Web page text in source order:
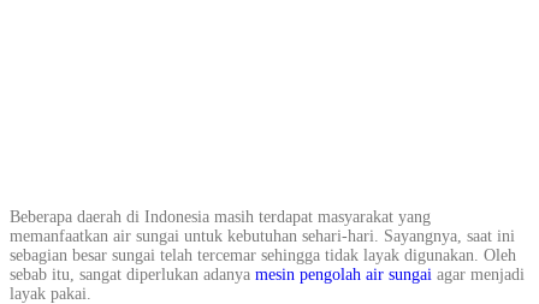
Beberapa daerah di Indonesia masih terdapat masyarakat yang
memanfaatkan air sungai untuk kebutuhan sehari-hari. Sayangnya, saat ini
sebagian besar sungai telah tercemar sehingga tidak layak digunakan. Oleh
sebab itu, sangat diperlukan adanya mesin pengolah air sungai agar menjadi
layak pakai.